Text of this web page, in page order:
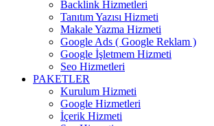
Backlink Hizmetleri
Tanıtım Yazısı Hizmeti
Makale Yazma Hizmeti
Google Ads ( Google Reklam )
Google İşletmem Hizmeti
Seo Hizmetleri
PAKETLER
Kurulum Hizmeti
Google Hizmetleri
İçerik Hizmeti